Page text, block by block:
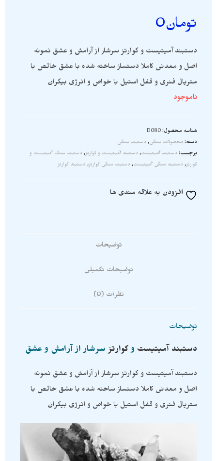
تومان0
دستبند آمیتیست و کوارتز سرشار از آرامش و عشق نمونه
اصل و معدنی کاملا دستساز ساخته شده با عشق خالص با
متریال فنری و قفل استیل با خواص و انرژی بیکران
ناموجود
شناسه محصول:D080
دسته:محصولات سنگی, دستبند سنگی
برچسب: دستبند آمیتیست, دستبند آمیتیست و کوارتز, دستبند سنگ آمیتیست و
کوارتز, دستبند سنگی آمیتیست, دستبند سنگی کوارتز, دستبند کوارتز
افزودن به علاقه مندی ها
توضیحات
توضیحات تکمیلی
نظرات (0)
توضیحات
دستبند آمیتیست و کوارتزسرشار از آرامش و عشق
دستبند آمیتیست و کوارتز سرشار از آرامش و عشق نمونه
اصل و معدنی کاملا دستساز ساخته شده با عشق خالص با
متریال فنری و قفل استیل با خواص و انرژی بیکران